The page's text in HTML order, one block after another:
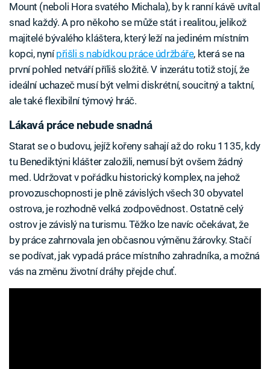
Mount (neboli Hora svatého Michala), by k ranní kávě uvítal
snad každý. A pro někoho se může stát i realitou, jelikož
majitelé bývalého kláštera, který leží na jediném místním
kopci, nynípřišli s nabídkou práce údržbáře, která se na
první pohled netváří příliš složitě. V inzerátu totiž stojí, že
ideální uchazeč musí být velmi diskrétní, soucitný a taktní,
ale také flexibilní týmový hráč.
Lákavá práce nebude snadná
Starat se o budovu, jejíž kořeny sahají až do roku 1135, kdy
tu Benediktýni klášter založili, nemusí být ovšem žádný
med. Udržovat v pořádku historický komplex, na jehož
provozuschopnosti je plně závislých všech 30 obyvatel
ostrova, je rozhodně velká zodpovědnost. Ostatně celý
ostrov je závislý na turismu. Těžko lze navíc očekávat, že
by práce zahrnovala jen občasnou výměnu žárovky. Stačí
se podívat, jak vypadá práce místního zahradníka, a možná
vás na změnu životní dráhy přejde chuť.